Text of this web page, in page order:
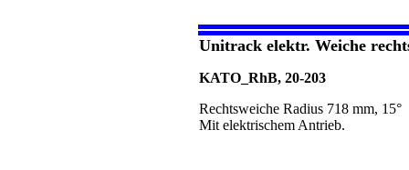
Unitrack elektr. Weiche
KATO_RhB, 20-203
Rechtsweiche Radius 718 mm, 15°
Mit elektrischem Antrieb.